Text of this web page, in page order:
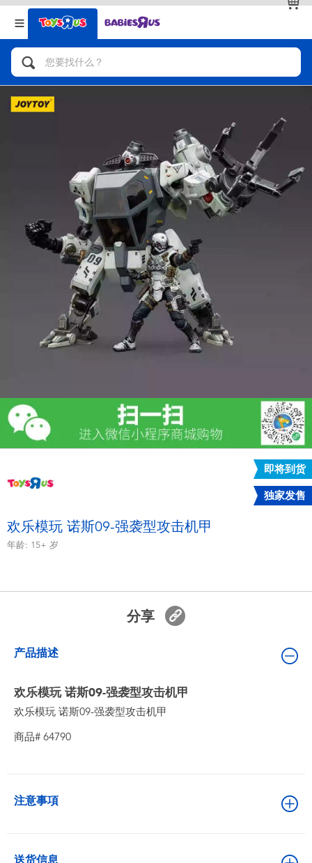
返回
分类目录
人气英雄，角色扮演，射击玩具
拼砌组合及乐高LEGO
玩具车，货车，火车及遥控系列
手工艺，文具，蜡笔，泥胶，画板
娃娃，芭比，收藏公仔
电子玩具
益智学习玩具
户外及运动产品
派对用品
模仿，化妆及造型系列
夏日
新登场
玩具清货
返回
品牌
查看全部
即将到货
独家发售
欢乐模玩 诺斯09-强袭型攻击机甲
年龄: 15+ 岁
分享
产品描述
欢乐模玩 诺斯09-强袭型攻击机甲
欢乐模玩 诺斯09-强袭型攻击机甲
商品# 64790
注意事項
送货信息